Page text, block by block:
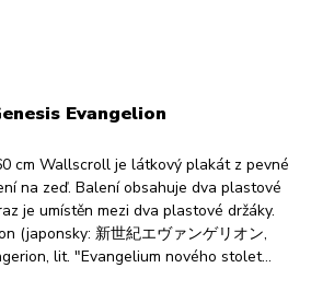
Evangelion
cm Wallscroll je látkový plakát z pevné
na zeď. Balení obsahuje dva plastové
je umístěn mezi dva plastové držáky.
(japonsky: 新世紀エヴァンゲリオン,
lit. "Evangelium nového stolet...